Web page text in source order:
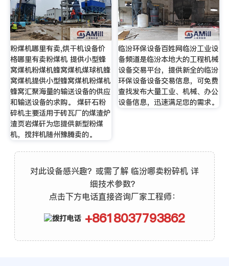
粉煤机哪里有卖,烘干机设备价
格哪里有卖粉煤机 提供小型蜂
窝煤机粉煤机蜂窝煤机煤球机蜂
窝煤机提供小型蜂窝煤机粉煤机
蜂窝汇聚海量的输送设备的供应
和输送设备的求购。 煤矸石粉
碎机主要适用于砖瓦厂的煤渣炉
渣页岩煤矸为您提供新型粉煤
机，搅拌机随州豫腾卖的。
临汾环保设备百姓网临汾工业设
备频道是临汾本地大的工程机械
设备交易平台，提供新全的临汾
环保设备设备交易信息，可免费
查找发布大量工业、机械、办公
设备信息，迅速满足您的需求。
对此设备感兴趣？或需了解 临汾哪卖粉碎机 详
细技术参数？
点击下方电话直接咨询厂家工程师：
+8618037793862